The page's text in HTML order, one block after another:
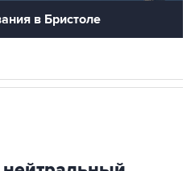
в Бристоле